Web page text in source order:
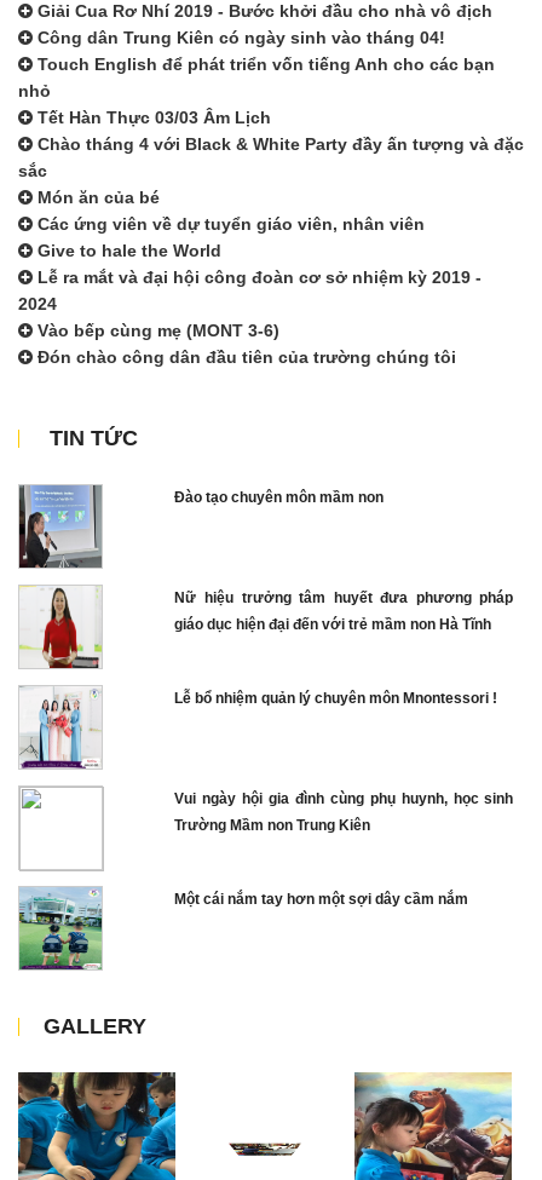
Giải Cua Rơ Nhí 2019 - Bước khởi đầu cho nhà vô địch
Công dân Trung Kiên có ngày sinh vào tháng 04!
Touch English để phát triển vốn tiếng Anh cho các bạn
nhỏ
Tết Hàn Thực 03/03 Âm Lịch
Chào tháng 4 với Black & White Party đầy ấn tượng và đặc
sắc
Món ăn của bé
Các ứng viên về dự tuyển giáo viên, nhân viên
Give to hale the World
Lễ ra mắt và đại hội công đoàn cơ sở nhiệm kỳ 2019 -
2024
Vào bếp cùng mẹ (MONT 3-6)
Đón chào công dân đầu tiên của trường chúng tôi
TIN TỨC
Đào tạo chuyên môn mầm non
Nữ hiệu trưởng tâm huyết đưa phương pháp
giáo dục hiện đại đến với trẻ mầm non Hà Tĩnh
Lễ bổ nhiệm quản lý chuyên môn Mnontessori !
Vui ngày hội gia đình cùng phụ huynh, học sinh
Trường Mầm non Trung Kiên
Một cái nắm tay hơn một sợi dây cầm nắm
GALLERY